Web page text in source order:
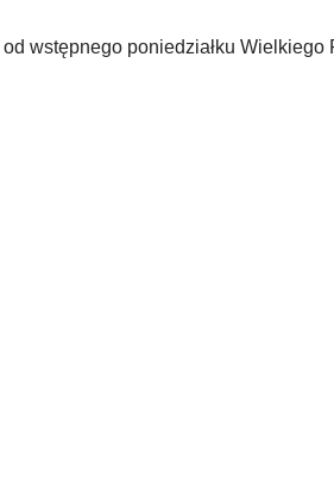
wstępnego poniedziałku Wielkiego